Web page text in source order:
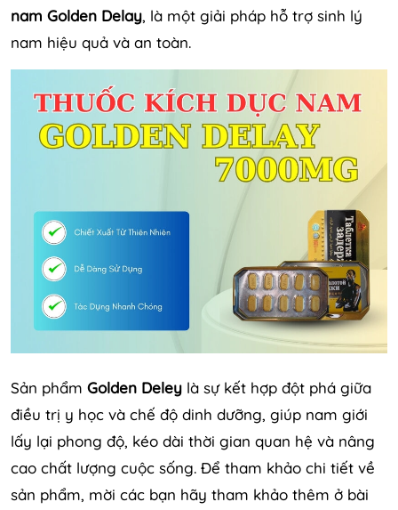
nam Golden Delay, là một giải pháp hỗ trợ sinh lý
nam hiệu quả và an toàn.
Sản phẩm Golden Deley là sự kết hợp đột phá giữa
điều trị y học và chế độ dinh dưỡng, giúp nam giới
lấy lại phong độ, kéo dài thời gian quan hệ và nâng
cao chất lượng cuộc sống. Để tham khảo chi tiết về
sản phẩm, mời các bạn hãy tham khảo thêm ở bài